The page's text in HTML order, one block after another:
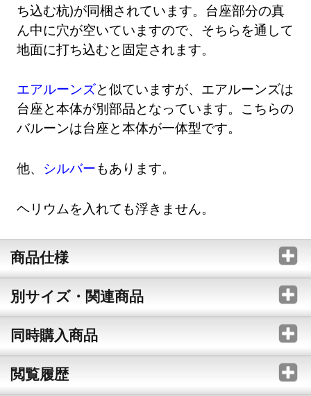
ち込む杭)が同梱されています。台座部分の真
ん中に穴が空いていますので、そちらを通して
地面に打ち込むと固定されます。
エアルーンズと似ていますが、エアルーンズは
台座と本体が別部品となっています。こちらの
バルーンは台座と本体が一体型です。
他、 シルバーもあります。
ヘリウムを入れても浮きません。
商品仕様
別サイズ・関連商品
同時購入商品
閲覧履歴